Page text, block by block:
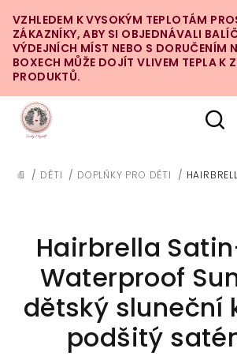
na
obsah
VZHLEDEM K VYSOKÝM TEPLOTÁM
ZÁKAZNÍKY, ABY SI OBJEDNÁVALI
VÝDEJNÍCH MÍST NEBO S DORUČENÍM
BOXECH MŮŽE DOJÍT VLIVEM TEPLA K
PRODUKTŮ.
DOMŮ
/ DĚTI / DOPLŇKY PRO DĚTI /
Hairbrella
Waterproof
dětský sluneční
podšitý